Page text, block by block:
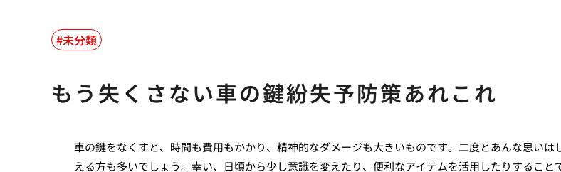
未分類
もう失くさない車の鍵紛失予防策あれこれ
車の鍵をなくすと、時間も費用もかかり、精神的なダメージも大きいものです。二度とあんな思いは
える方も多いでしょう。幸い、日頃から少し意識を変えたり、便利なアイテムを活用したりすること